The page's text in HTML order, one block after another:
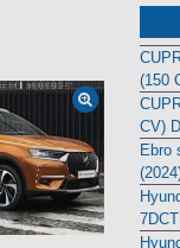
(150
CV)
Ebro